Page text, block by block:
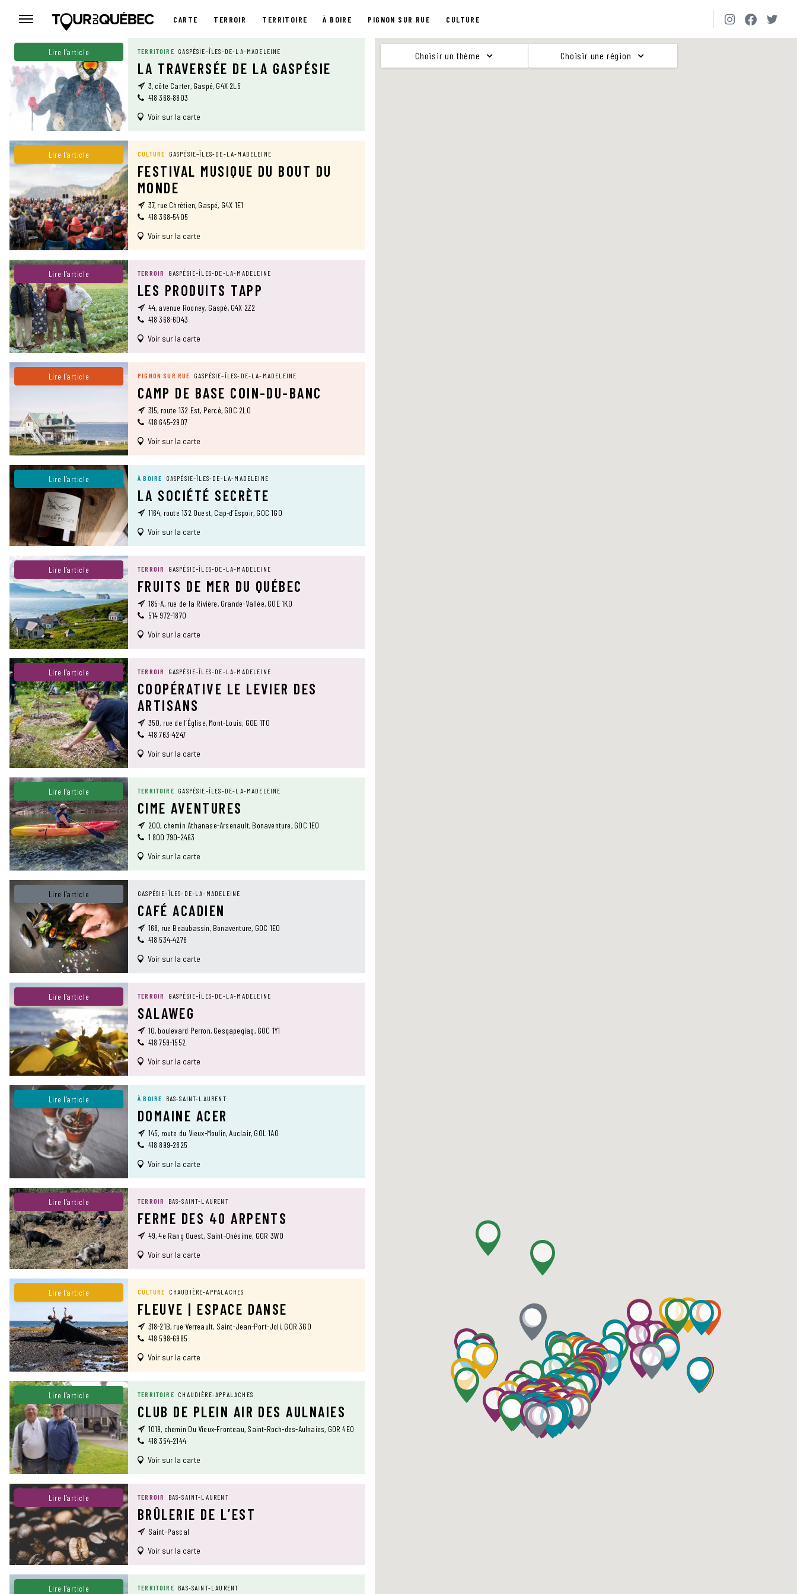
CARTE TERROIR TERRITOIRE À BOIRE PIGNON SUR RUE CULTURE
CARTE Choisir un thème Choisir une région
Lire l’article TERRITOIRE GASPÉSIE–ÎLES-DE-LA-MADELEINE
LA TRAVERSÉE DE LA GASPÉSIE
3, côte Carter, Gaspé, G4X 2L5
418 368-8803
Voir sur la carte
Lire l’article CULTURE GASPÉSIE–ÎLES-DE-LA-MADELEINE
FESTIVAL MUSIQUE DU BOUT DU
MONDE
37, rue Chrétien, Gaspé, G4X 1E1
418 368-5405
Voir sur la carte
Lire l’article TERROIR GASPÉSIE–ÎLES-DE-LA-MADELEINE
LES PRODUITS TAPP
44, avenue Rooney, Gaspé, G4X 2Z2
418 368-6043
Voir sur la carte
Lire l’article PIGNON SUR RUE GASPÉSIE–ÎLES-DE-LA-MADELEINE
CAMP DE BASE COIN-DU-BANC
315, route 132 Est, Percé, G0C 2L0
418 645-2907
Voir sur la carte
Lire l’article À BOIRE GASPÉSIE–ÎLES-DE-LA-MADELEINE
LA SOCIÉTÉ SECRÈTE
1164, route 132 Ouest, Cap-d’Espoir, G0C 1G0
Voir sur la carte
Lire l’article TERROIR GASPÉSIE–ÎLES-DE-LA-MADELEINE
FRUITS DE MER DU QUÉBEC
185-A, rue de la Rivière, Grande-Vallée, G0E 1K0
514 972-1870
Voir sur la carte
Lire l’article TERROIR GASPÉSIE–ÎLES-DE-LA-MADELEINE
COOPÉRATIVE LE LEVIER DES
ARTISANS
350, rue de l’Église, Mont-Louis, G0E 1T0
418 763-4247
Voir sur la carte
Lire l’article TERRITOIRE GASPÉSIE–ÎLES-DE-LA-MADELEINE
CIME AVENTURES
200, chemin Athanase-Arsenault, Bonaventure, G0C 1E0
1 800 790-2463
Voir sur la carte
Lire l’article GASPÉSIE–ÎLES-DE-LA-MADELEINE
CAFÉ ACADIEN
168, rue Beaubassin, Bonaventure, G0C 1E0
418 534-4276
Voir sur la carte
Lire l’article TERROIR GASPÉSIE–ÎLES-DE-LA-MADELEINE
SALAWEG
10, boulevard Perron, Gesgapegiag, G0C 1Y1
418 759-1552
Voir sur la carte
Lire l’article À BOIRE BAS-SAINT-LAURENT
DOMAINE ACER
145, route du Vieux-Moulin, Auclair, G0L 1A0
418 899-2825
Voir sur la carte
Lire l’article TERROIR BAS-SAINT-LAURENT
FERME DES 40 ARPENTS
49, 4e Rang Ouest, Saint-Onésime, G0R 3W0
Voir sur la carte
Lire l’article CULTURE CHAUDIÈRE-APPALACHES
FLEUVE | ESPACE DANSE
318-21B, rue Verreault, Saint-Jean-Port-Joli, G0R 3G0
418 598-6985
Voir sur la carte
Lire l’article TERRITOIRE CHAUDIÈRE-APPALACHES
CLUB DE PLEIN AIR DES AULNAIES
1019, chemin Du Vieux-Fronteau, Saint-Roch-des-Aulnaies, G0R 4E0
418 354-2144
Voir sur la carte
Lire l’article TERROIR BAS-SAINT-LAURENT
BRÛLERIE DE L’EST
Saint-Pascal
Voir sur la carte
Lire l’article TERRITOIRE BAS-SAINT-LAURENT